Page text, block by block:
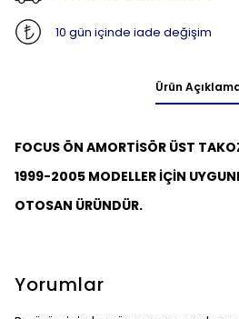
10 gün içinde iade değişim
Ürün
FOCUS ÖN AMORTİSÖR ÜST
1999-2005 MODELLER İÇİN
OTOSAN ÜRÜNDÜR.
Yorumlar